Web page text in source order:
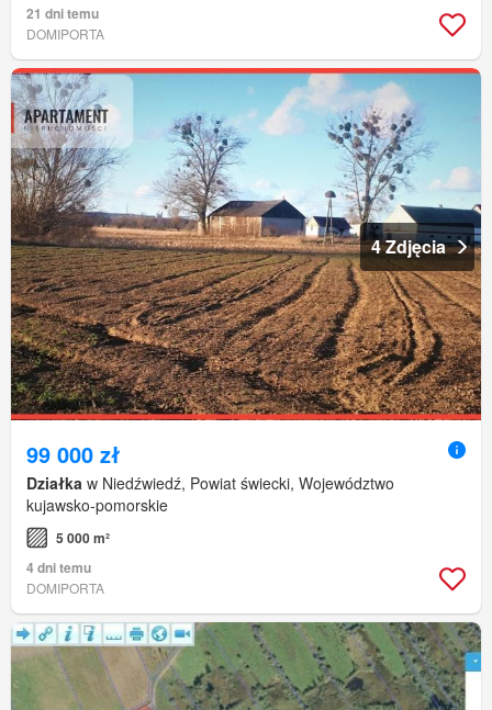
21 dni temu
DOMIPORTA
4 Zdjęcia
99 000 zł
Działka w Niedźwiedź, Powiat świecki, Województwo
kujawsko-pomorskie
5 000 m²
4 dni temu
DOMIPORTA